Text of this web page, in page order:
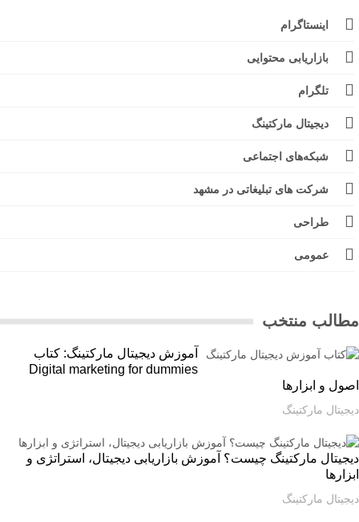
اینستاگرام
بازاریابی محتوایی
تلگرام
دیجیتال مارکتینگ
شبکه‌های اجتماعی
شرکت های تبلیغاتی در مشهد
طراحی
عمومی
منتخب
آموزش دیجیتال مارکتینگ: کتاب
Digital marketing for dummies
و ابزارها
مارکتینگ
مارکتینگ چیست؟ آموزش بازاریابی دیجیتال، استراتژی و
مارکتینگ